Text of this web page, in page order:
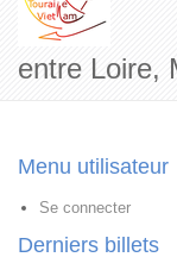
entre Loire,
Menu utilisateur
Se connecter
Derniers billets